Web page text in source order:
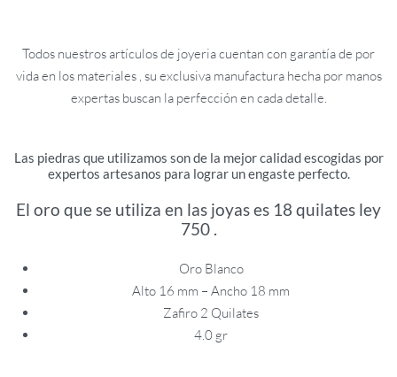
Todos nuestros artículos de joyeria cuentan con garantía de por
vida en los materiales , su exclusiva manufactura hecha por manos
expertas buscan la perfección en cada detalle.
Las piedras que utilizamos son de la mejor calidad escogidas por
expertos artesanos para lograr un engaste perfecto.
El oro que se utiliza en las joyas es 18 quilates ley
750 .
Oro Blanco
Alto 16 mm – Ancho 18 mm
Zafiro 2 Quilates
4.0 gr